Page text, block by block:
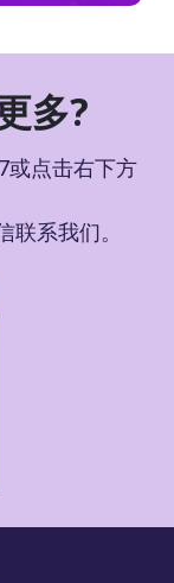
多?
或点击右下方
系我们。